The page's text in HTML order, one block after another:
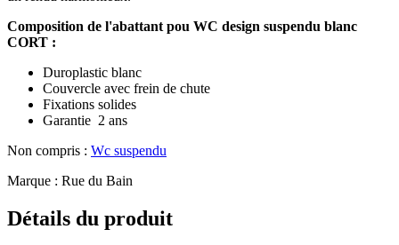
Composition de l'abattant pou WC design suspendu blanc
CORT :
Duroplastic blanc
Couvercle avec frein de chute
Fixations solides
Garantie 2 ans
Non compris : Wc suspendu
Marque : Rue du Bain
Détails du produit